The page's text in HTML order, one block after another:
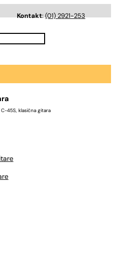
Kontakt:(01) 2921-253
45S, klasična gitara